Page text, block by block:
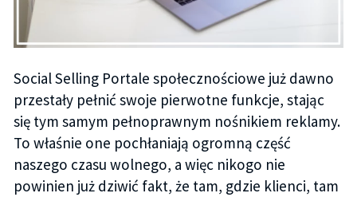
Social Selling Portale społecznościowe już dawno
przestały pełnić swoje pierwotne funkcje, stając
się tym samym pełnoprawnym nośnikiem reklamy.
To właśnie one pochłaniają ogromną część
naszego czasu wolnego, a więc nikogo nie
powinien już dziwić fakt, że tam, gdzie klienci, tam